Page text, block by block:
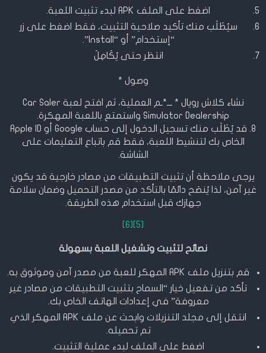
اضغط على الملف APK لبدء تثبيت اللعبة.
سيُطَلَب منك تأكيد صلاحية التثبيت، فقط اضغط على زر
“إستخدام” أو “Install”.
انتظر حتى يُكَامِلَ
وصول *
نشاء كلاش رويال * ــ
ـ*ـم العملية، ثم افتح لعبة Car Saler
Simulator Dealership واستمتع باللعبة المهكرة.
8. قد يُطَلَب منك تسجيل الدخول إلى حساب Google أو Apple ID
الخاص بك لتنشيط اللعبة، فقط قم باتباع التعليمات على
الشاشة.
يرجى ملاحظة أن تثبيت التطبيقات من مصادر خارجية قد يكون
غير آمن، لذا يُنصَح دائمًا بالتأكد من مصدر التحميل وضمان سلامة
جهازك قبل استخدام هذه الطريقة.
[5]
[6]
نصائح لتثبيت وتشغيل اللعبة بسهولة
قم بتنزيل ملف APK المهكر للعبة من مصدر آمن وموثوق به.
تأكد من تفعيل خيار “السماح بتثبيت التطبيقات من مصادر غير
معروفة” في إعدادات الهاتف الخاص بك.
انتقل إلى مجلد التنزيلات وابحث عن ملف APK المهكر الذي
تم تحميله.
اضغط على الملف لبدء عملية التثبيت.